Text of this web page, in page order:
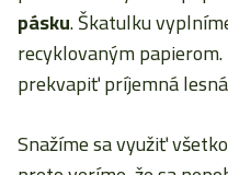
pásku. Škatulku
recyklovaným
prekvapiť príjemná
Snažíme sa využiť